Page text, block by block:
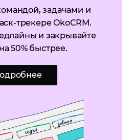
задачами и
трекере OkoCRM.
и закрывайте
50% быстрее.